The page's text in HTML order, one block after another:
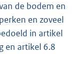
de bodem en
en zoveel
in artikel
en artikel 6.8